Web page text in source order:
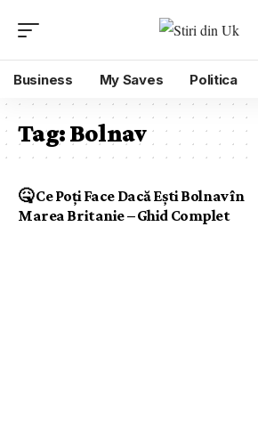
Business My Saves Politica
Tag:Bolnav
🤒 Ce Poți Face Dacă Ești Bolnav în
Marea Britanie – Ghid Complet